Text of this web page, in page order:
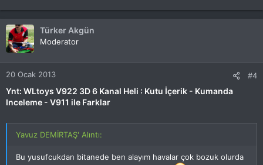
Türker Akgün
Moderator
20 Ocak 2013 #4
Ynt: WLtoys V922 3D 6 Kanal Heli : Kutu İçerik - Kumanda
Inceleme - V911 ile Farklar
Yavuz DEMİRTAŞ' Alıntı:
Bu yusufcukdan bitanede ben alayım havalar çok bozuk olurda